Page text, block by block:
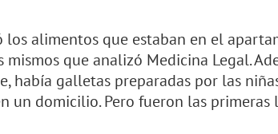
los alimentos que estaban en el
que analizó Medicina Legal.
había galletas preparadas por las
un domicilio. Pero fueron las primeras